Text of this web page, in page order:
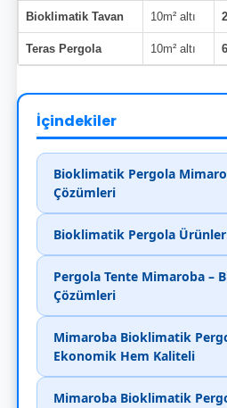
Bioklimatik Tavan 10m² altı
Teras Pergola 10m² altı
İçindekiler
Bioklimatik Pergola
Çözümleri
Bioklimatik Pergola
Pergola Tente Mimaroba –
Çözümleri
Mimaroba Bioklimatik
Ekonomik Hem Kaliteli
Mimaroba Bioklimatik